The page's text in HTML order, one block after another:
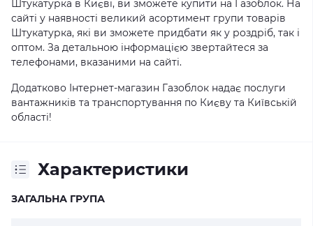
Штукатурка в Києві, ви зможете купити на Газоблок. На
сайті у наявності великий асортимент групи товарів
Штукатурка, які ви зможете придбати як у роздріб, так і
оптом. За детальною інформацією звертайтеся за
телефонами, вказаними на сайті.
Додатково Інтернет-магазин Газоблок надає послуги
вантажників та транспортування по Києву та Київській
області!
Характеристики
ЗАГАЛЬНА ГРУПА